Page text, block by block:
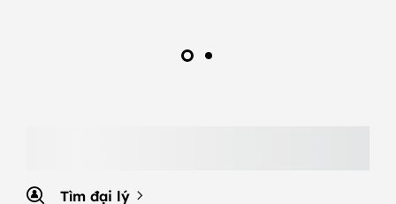
Tìm đại lý